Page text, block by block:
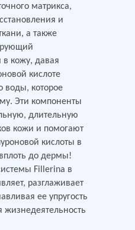
матрикса,
и
а также
кожу, давая
кислоте
воды, которое
Эти компоненты
длительную
кожи и помогают
кислоты в
до дермы!
Fillerina в
разглаживает
ее упругость
жизнедеятельность